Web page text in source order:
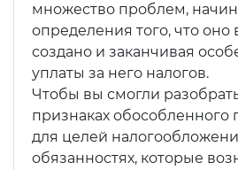
множество проблем,
определения того, что
создано и заканчивая
уплаты за него налогов.
Чтобы вы смогли
признаках обособленного
для целей
обязанностях, которые